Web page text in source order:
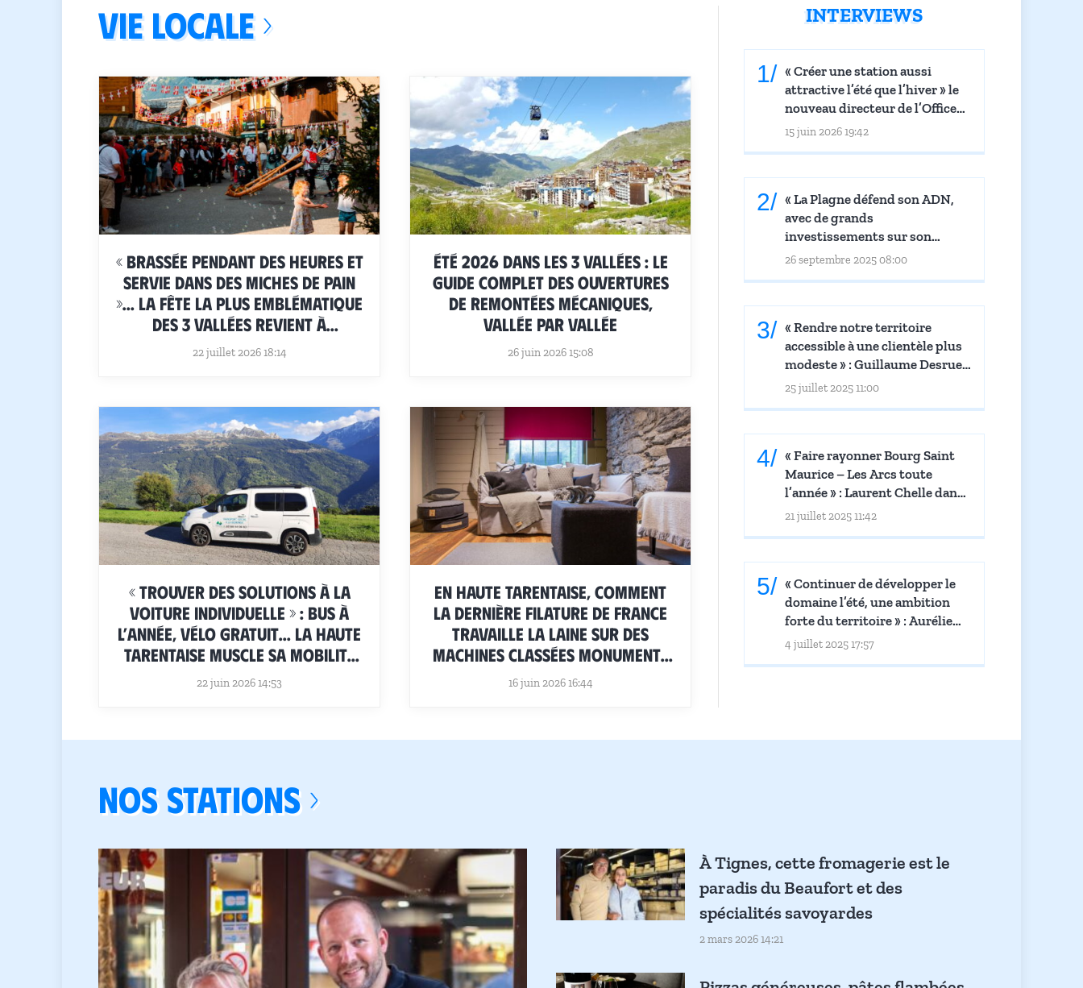
Vie locale ›
« Brassée pendant des heures et
servie dans des miches de pain
»… La fête la plus emblématique
des 3 Vallées revient à
Courchevel
22 juillet 2026 18:14
Été 2026 dans les 3 Vallées : le
guide complet des ouvertures
de remontées mécaniques,
vallée par vallée
26 juin 2026 15:08
« Trouver des solutions à la
voiture individuelle » : Bus à
l’année, vélo gratuit… La Haute
Tarentaise muscle sa mobilité
douce
22 juin 2026 14:53
En Haute Tarentaise, comment
la dernière filature de France
travaille la laine sur des
machines classées Monuments
historiques
16 juin 2026 16:44
INTERVIEWS
« Créer une station aussi
attractive l’été que l’hiver » le
nouveau directeur de l’Office
de Tourisme de La Rosière dans
15 juin 2026 19:42
« La Plagne défend son ADN,
avec de grands
investissements sur son
domaine skiable » : Thomas
26 septembre 2025 08:00
« Rendre notre territoire
accessible à une clientèle plus
modeste » : Guillaume Desrues
dans Le Petit Montagnard
25 juillet 2025 11:00
« Faire rayonner Bourg Saint
Maurice – Les Arcs toute
l’année » : Laurent Chelle dans
Le Petit Montagnard
21 juillet 2025 11:42
« Continuer de développer le
domaine l’été, une ambition
forte du territoire » : Aurélie
Lévêque (Les Arcs) dans Le
4 juillet 2025 17:57
NOS STATIONS ›
À Tignes, cette fromagerie est le
paradis du Beaufort et des
spécialités savoyardes
2 mars 2026 14:21